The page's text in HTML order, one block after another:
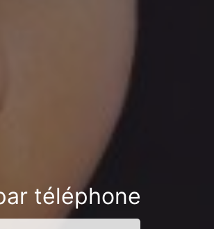
téléphone